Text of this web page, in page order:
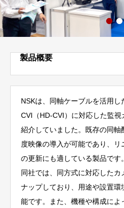
製品概要
NSKは、同軸ケーブルを活用し
CVI（HD-CVI）に対応した監
紹介していました。既存の同軸
度映像の導入が可能であり、
の更新にも適している製品です。
同社では、同方式に対応した
ナップしており、用途や設置
能です。また、機種や構成によ